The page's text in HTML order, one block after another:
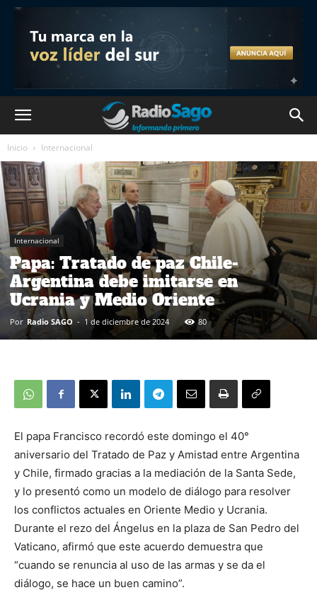
Inicio Internacional
Internacional
Papa: Tratado de paz Chile-
Argentina debe imitarse en
Ucrania y Medio Oriente
Por Radio SAGO - 1 de diciembre de 2024 80
El papa Francisco recordó este domingo el 40°
aniversario del Tratado de Paz y Amistad entre Argentina
y Chile, firmado gracias a la mediación de la Santa Sede,
y lo presentó como un modelo de diálogo para resolver
los conflictos actuales en Oriente Medio y Ucrania.
Durante el rezo del Ángelus en la plaza de San Pedro del
Vaticano, afirmó que este acuerdo demuestra que
“cuando se renuncia al uso de las armas y se da el
diálogo, se hace un buen camino”.